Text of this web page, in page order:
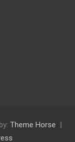
Theme Horse